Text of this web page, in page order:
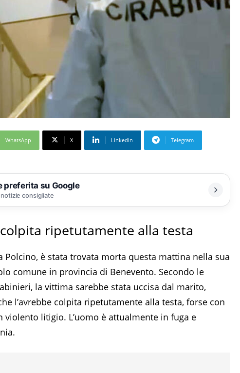
WhatsApp X Linkedin Telegram
preferita su Google
consigliate
colpita ripetutamente alla testa
Polcino, è stata trovata morta questa mattina nella sua
comune in provincia di Benevento. Secondo le
la vittima sarebbe stata uccisa dal marito,
l’avrebbe colpita ripetutamente alla testa, forse con
litigio. L’uomo è attualmente in fuga e